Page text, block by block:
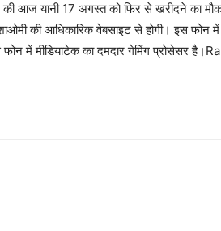
की आज यानी 17 अगस्त को फिर से खरीदने का
की आधिकारिक वेबसाइट से होगी। इस फोन
फोन में मीडियाटेक का दमदार गेमिंग प्रोसेसर